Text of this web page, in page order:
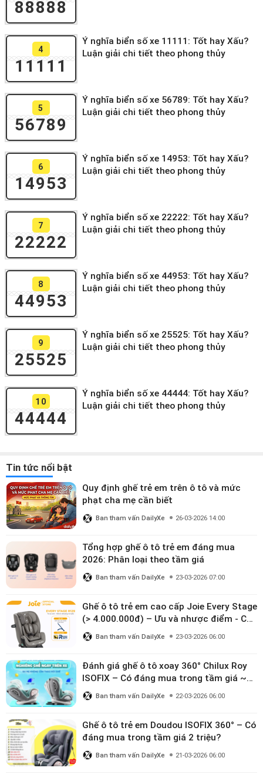
88888
4
11111
Ý nghĩa biển số xe 11111: Tốt hay Xấu?
Luận giải chi tiết theo phong thủy
5
56789
Ý nghĩa biển số xe 56789: Tốt hay Xấu?
Luận giải chi tiết theo phong thủy
6
14953
Ý nghĩa biển số xe 14953: Tốt hay Xấu?
Luận giải chi tiết theo phong thủy
7
22222
Ý nghĩa biển số xe 22222: Tốt hay Xấu?
Luận giải chi tiết theo phong thủy
8
44953
Ý nghĩa biển số xe 44953: Tốt hay Xấu?
Luận giải chi tiết theo phong thủy
9
25525
Ý nghĩa biển số xe 25525: Tốt hay Xấu?
Luận giải chi tiết theo phong thủy
10
44444
Ý nghĩa biển số xe 44444: Tốt hay Xấu?
Luận giải chi tiết theo phong thủy
Tin tức nổi bật
Quy định ghế trẻ em trên ô tô và mức
phạt cha mẹ cần biết
Ban tham vấn DailyXe 26-03-2026 14:00
Tổng hợp ghế ô tô trẻ em đáng mua
2026: Phân loại theo tầm giá
Ban tham vấn DailyXe 23-03-2026 07:00
Ghế ô tô trẻ em cao cấp Joie Every Stage
(> 4.000.000đ) – Ưu và nhược điểm - Có
đáng đầu tư cho bé từ 0–12 tuổi?
Ban tham vấn DailyXe 23-03-2026 06:00
Đánh giá ghế ô tô xoay 360° Chilux Roy
ISOFIX – Có đáng mua trong tầm giá ~3
triệu
Ban tham vấn DailyXe 22-03-2026 06:00
Ghế ô tô trẻ em Doudou ISOFIX 360° – Có
đáng mua trong tầm giá 2 triệu?
Ban tham vấn DailyXe 21-03-2026 06:00